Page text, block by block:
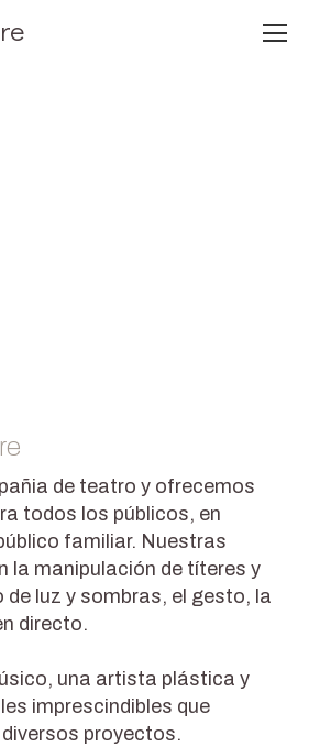
de teatro y ofrecemos
todos los públicos, en
familiar. Nuestras
la manipulación de títeres y
luz y sombras, el gesto, la
directo.
una artista plástica y
imprescindibles que
proyectos.